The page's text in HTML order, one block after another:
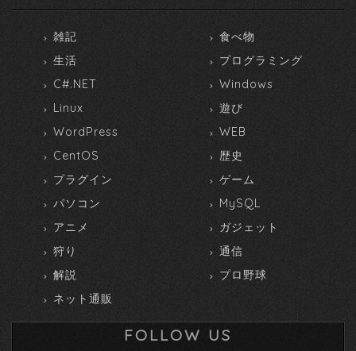
雑記
食べ物
生活
プログラミング
C#.NET
Windows
Linux
遊び
WordPress
WEB
CentOS
歴史
プラグイン
ゲーム
パソコン
MySQL
アニメ
ガジェット
狩り
通信
解説
プロ野球
ネット通販
FOLLOW US